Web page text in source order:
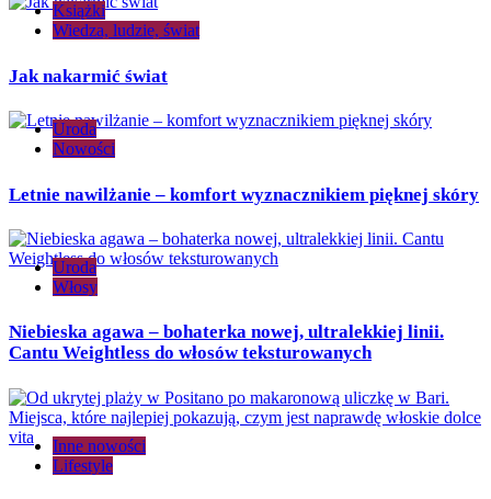
Książki
Wiedza, ludzie, świat
Jak nakarmić świat
Uroda
Nowości
Letnie nawilżanie – komfort wyznacznikiem pięknej skóry
Uroda
Włosy
Niebieska agawa – bohaterka nowej, ultralekkiej linii.
Cantu Weightless do włosów teksturowanych
Inne nowości
Lifestyle